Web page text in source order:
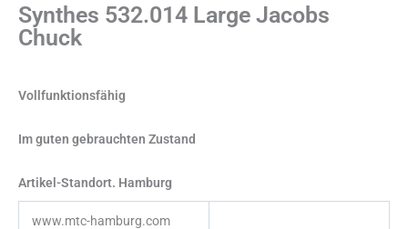
Synthes 532.014 Large Jacobs
Chuck
Vollfunktionsfähig
Im guten gebrauchten Zustand
Artikel-Standort. Hamburg
www.mtc-hamburg.com